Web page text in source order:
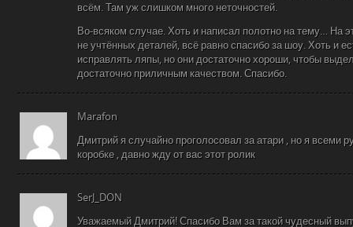
всём. Там уж слишком много неточностей.
Во-всяком случае. Хоть и написал полотно на тему… На
не учтённых деталей, всё равно спасибо за шоу. Хоть и
исправлять ляпы, но они достаточно хороши, чтобы
достаточно приличным качеством. Спасибо.
Marafon
Дмитрий я случайно проголосовал за атари , но я всеми
коробке , давно жду от вас этот ролик
SerJ_DON
Уважаемый Дмитрий! Спасибо Вам за такой чудесный